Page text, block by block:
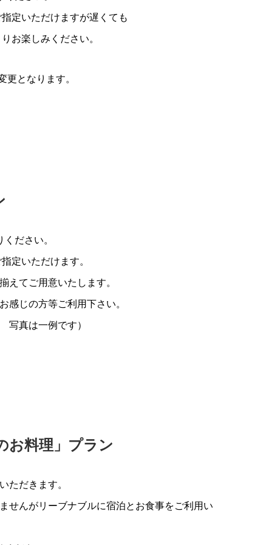
定いただけますが遅くても
お楽しみください。
となります。
ださい。
定いただけます。
えてご用意いたします。
感じの方等ご利用下さい。
写真は一例です）
お料理」プラン
ただきます。
せんがリーブナブルに宿泊とお食事をご利用い